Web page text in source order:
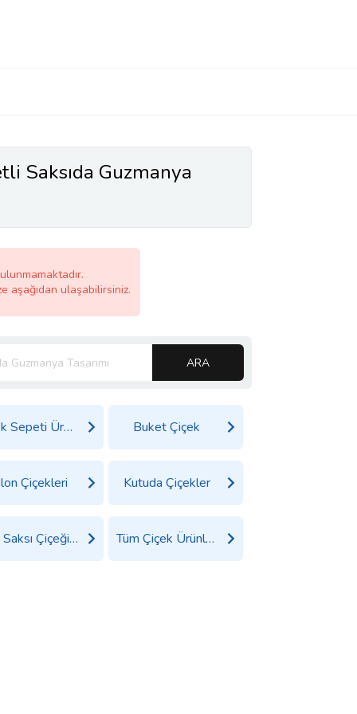
Saksıda Guzmanya
aşağıdan ulaşabilirsiniz.
ARA
Çiçek Sepeti Ürünleri Buket Çiçek
Çiçekleri Kutuda Çiçekler
Tüm Saksı Çiçeği Ürünleri Tüm Çiçek Ürünleri